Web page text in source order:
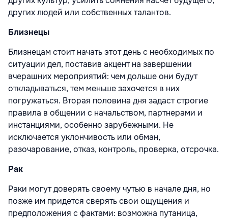
других людей или собственных талантов.
Близнецы
Близнецам стоит начать этот день с необходимых по
ситуации дел, поставив акцент на завершении
вчерашних мероприятий: чем дольше они будут
откладываться, тем меньше захочется в них
погружаться. Вторая половина дня задаст строгие
правила в общении с начальством, партнерами и
инстанциями, особенно зарубежными. Не
исключается уклончивость или обман,
разочарование, отказ, контроль, проверка, отсрочка.
Рак
Раки могут доверять своему чутью в начале дня, но
позже им придется сверять свои ощущения и
предположения с фактами: возможна путаница,